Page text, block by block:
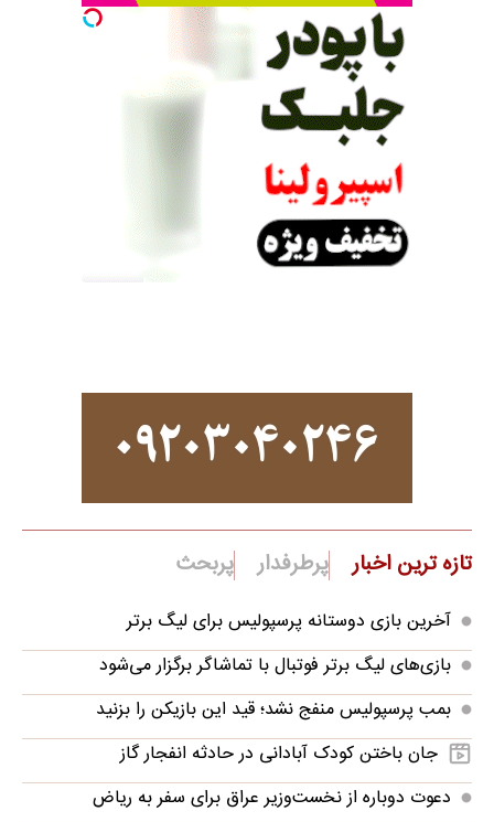
تازه ترین اخبار پرطرفدار پربحث
آخرین بازی دوستانه پرسپولیس برای لیگ برتر
بازی‌های لیگ برتر فوتبال با تماشاگر برگزار می‌شود
بمب پرسپولیس منفج نشد؛ قید این بازیکن را بزنید
جان باختن کودک آبادانی در حادثه انفجار گاز
دعوت دوباره از نخست‌وزیر عراق برای سفر به ریاض